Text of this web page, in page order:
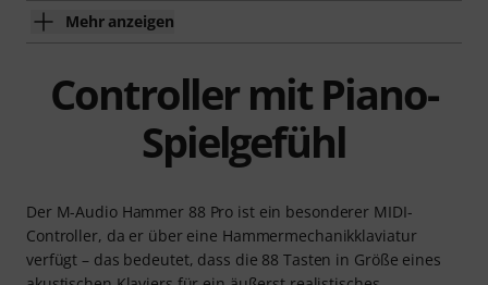
Mehr anzeigen
Controller mit Piano-
Spielgefühl
Der M-Audio Hammer 88 Pro ist ein besonderer MIDI-
Controller, da er über eine Hammermechanikklaviatur
verfügt – das bedeutet, dass die 88 Tasten in Größe eines